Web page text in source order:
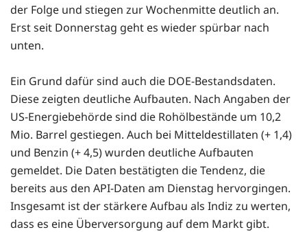
der Folge und stiegen zur Wochenmitte deutlich an.
Erst seit Donnerstag geht es wieder spürbar nach
unten.
Ein Grund dafür sind auch die DOE-Bestandsdaten.
Diese zeigten deutliche Aufbauten. Nach Angaben der
US-Energiebehörde sind die Rohölbestände um 10,2
Mio. Barrel gestiegen. Auch bei Mitteldestillaten (+ 1,4)
und Benzin (+ 4,5) wurden deutliche Aufbauten
gemeldet. Die Daten bestätigten die Tendenz, die
bereits aus den API-Daten am Dienstag hervorgingen.
Insgesamt ist der stärkere Aufbau als Indiz zu werten,
dass es eine Überversorgung auf dem Markt gibt.